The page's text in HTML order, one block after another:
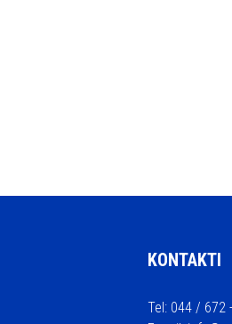
KONTAKTI
Tel: 044 / 672